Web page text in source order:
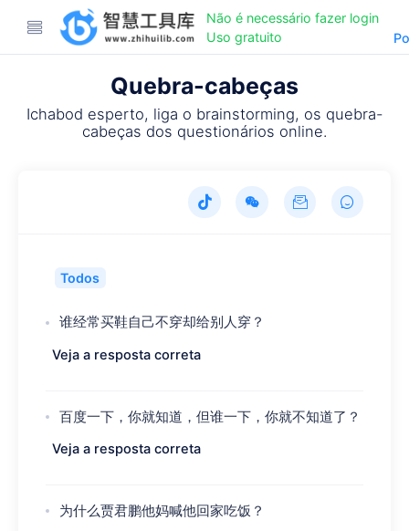
Não é necessário fazer login
Uso gratuito
Quebra-cabeças
Ichabod esperto, liga o brainstorming, os quebra-
cabeças dos questionários online.
Todos
谁经常买鞋自己不穿却给别人穿？
Veja a resposta correta
百度一下，你就知道，但谁一下，你就不知道了？
Veja a resposta correta
为什么贾君鹏他妈喊他回家吃饭？